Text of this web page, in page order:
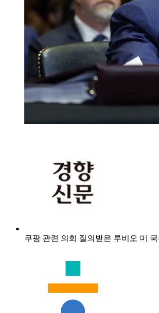
쿠팡 관련 의회 질의받은 루비오 미